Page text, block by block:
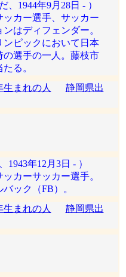
1944年9月28日 - ）
カー選手、サッカー
はディフェンダー。
ンピックにおいて日本
選手の一人。藤枝市
る。
生まれの人
静岡県出
年12月3日 - ）
カーサッカー選手。
ック（FB）。
生まれの人
静岡県出